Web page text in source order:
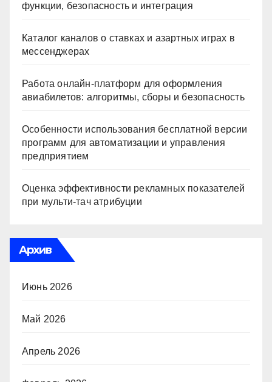
функции, безопасность и интеграция
Каталог каналов о ставках и азартных играх в
мессенджерах
Работа онлайн‑платформ для оформления
авиабилетов: алгоритмы, сборы и безопасность
Особенности использования бесплатной версии
программ для автоматизации и управления
предприятием
Оценка эффективности рекламных показателей
при мульти-тач атрибуции
Архив
Июнь 2026
Май 2026
Апрель 2026